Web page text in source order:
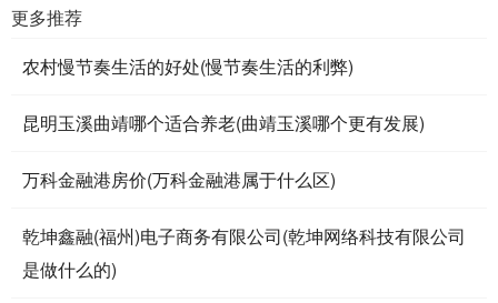
更多推荐
农村慢节奏生活的好处(慢节奏生活的利弊)
昆明玉溪曲靖哪个适合养老(曲靖玉溪哪个更有发展)
万科金融港房价(万科金融港属于什么区)
乾坤鑫融(福州)电子商务有限公司(乾坤网络科技有限公司
是做什么的)